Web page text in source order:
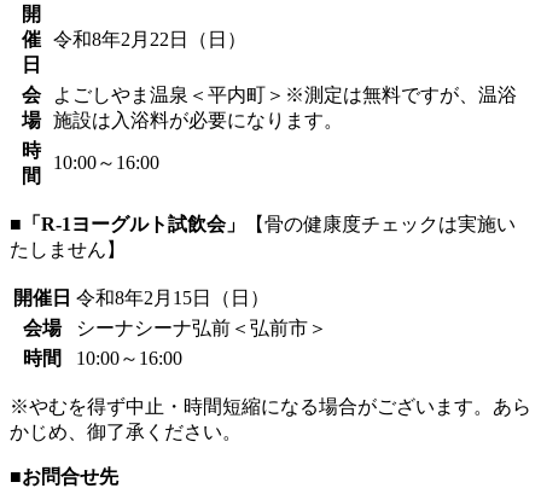
開
催
日
令和8年2月22日（日）
会
場
よごしやま温泉＜平内町＞※測定は無料ですが、温浴
施設は入浴料が必要になります。
時
間
10:00～16:00
■「R-1ヨーグルト試飲会」
【骨の健康度チェックは実施い
たしません】
開催日 令和8年2月15日（日）
会場
シーナシーナ弘前＜弘前市＞
時間
10:00～16:00
※やむを得ず中止・時間短縮になる場合がございます。あら
かじめ、御了承ください。
■お問合せ先